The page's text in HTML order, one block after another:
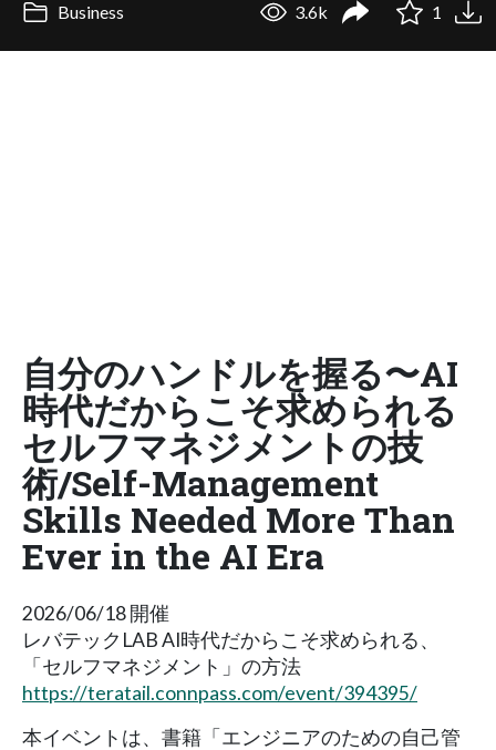
Business 3.6k 1
自分のハンドルを握る〜AI
時代だからこそ求められる
セルフマネジメントの技
術/Self-Management
Skills Needed More Than
Ever in the AI Era
2026/06/18 開催
レバテックLAB AI時代だからこそ求められる、
「セルフマネジメント」の方法
https://teratail.connpass.com/event/394395/
本イベントは、書籍「エンジニアのための自己管